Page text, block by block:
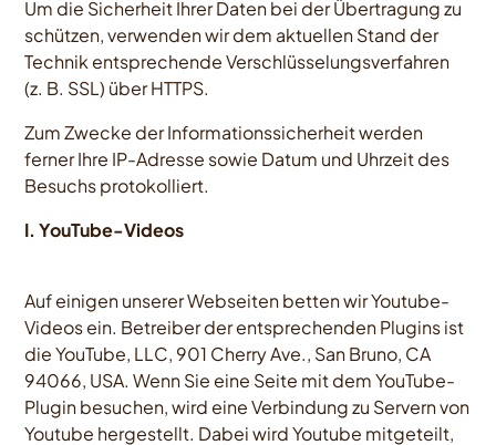
Um die Sicherheit Ihrer Daten bei der Übertragung zu
schützen, verwenden wir dem aktuellen Stand der
Technik entsprechende Verschlüsselungsverfahren
(z. B. SSL) über HTTPS.
Zum Zwecke der Informationssicherheit werden
ferner Ihre IP-Adresse sowie Datum und Uhrzeit des
Besuchs protokolliert.
I. YouTube-Videos
Auf einigen unserer Webseiten betten wir Youtube-
Videos ein. Betreiber der entsprechenden Plugins ist
die YouTube, LLC, 901 Cherry Ave., San Bruno, CA
94066, USA. Wenn Sie eine Seite mit dem YouTube-
Plugin besuchen, wird eine Verbindung zu Servern von
Youtube hergestellt. Dabei wird Youtube mitgeteilt,